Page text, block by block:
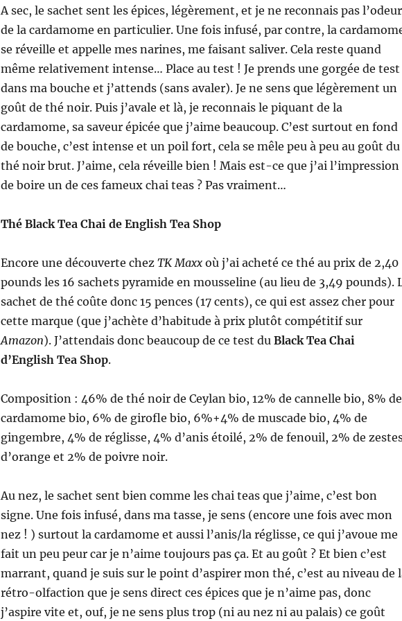
A sec, le sachet sent les épices, légèrement, et je ne reconnais pas l’odeur
de la cardamome en particulier. Une fois infusé, par contre, la
se réveille et appelle mes narines, me faisant saliver. Cela reste quand
même relativement intense… Place au test ! Je prends une gorgée de test
dans ma bouche et j’attends (sans avaler). Je ne sens que légèrement un
goût de thé noir. Puis j’avale et là, je reconnais le piquant de la
cardamome, sa saveur épicée que j’aime beaucoup. C’est surtout en fond
de bouche, c’est intense et un poil fort, cela se mêle peu à peu au goût du
thé noir brut. J’aime, cela réveille bien ! Mais est-ce que j’ai l’impression
de boire un de ces fameux chai teas ? Pas vraiment…
Thé Black Tea Chai de English Tea Shop
Encore une découverte chez TK Maxxoù j’ai acheté ce thé au prix de 2,40
pounds les 16 sachets pyramide en mousseline (au lieu de 3,49 pounds).
sachet de thé coûte donc 15 pences (17 cents), ce qui est assez cher pour
cette marque (que j’achète d’habitude à prix plutôt compétitif sur
Amazon). J’attendais donc beaucoup de ce test du Black Tea Chai
d’English Tea Shop.
Composition : 46% de thé noir de Ceylan bio, 12% de cannelle bio, 8% de
cardamome bio, 6% de girofle bio, 6%+4% de muscade bio, 4% de
gingembre, 4% de réglisse, 4% d’anis étoilé, 2% de fenouil, 2% de
d’orange et 2% de poivre noir.
Au nez, le sachet sent bien comme les chai teas que j’aime, c’est bon
signe. Une fois infusé, dans ma tasse, je sens (encore une fois avec mon
nez ! ) surtout la cardamome et aussi l’anis/la réglisse, ce qui j’avoue me
fait un peu peur car je n’aime toujours pas ça. Et au goût ? Et bien c’est
marrant, quand je suis sur le point d’aspirer mon thé, c’est au niveau de
rétro-olfaction que je sens direct ces épices que je n’aime pas, donc
j’aspire vite et, ouf, je ne sens plus trop (ni au nez ni au palais) ce goût